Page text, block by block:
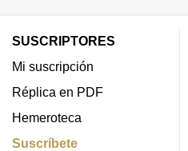
SUSCRIPTORES
Mi suscripción
Réplica en PDF
Hemeroteca
Suscríbete